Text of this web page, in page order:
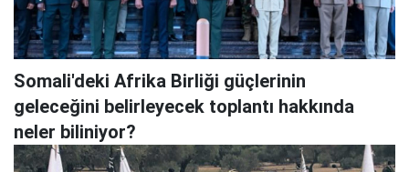
Somali'deki Afrika Birliği güçlerinin
geleceğini belirleyecek toplantı hakkında
neler biliniyor?